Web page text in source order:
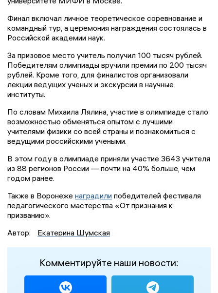
Финал включал личное теоретическое соревнование и
командный тур, а церемония награждения состоялась в
Российской академии наук.
За призовое место учитель получил 100 тысяч рублей.
Победителям олимпиады вручили премии по 200 тысяч
рублей. Кроме того, для финалистов организовали
лекции ведущих ученых и экскурсии в научные
институты.
По словам Михаила Лялина, участие в олимпиаде стало
возможностью обменяться опытом с лучшими
учителями физики со всей страны и познакомиться с
ведущими российскими учеными.
В этом году в олимпиаде приняли участие 3643 учителя
из 88 регионов России — почти на 40% больше, чем
годом ранее.
Также в Воронеже наградили победителей фестиваля
педагогического мастерства «От признания к
призванию».
Автор:
Екатерина Шумская
Комментируйте наши новости: